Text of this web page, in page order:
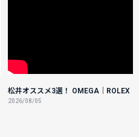
松井オススメ3選！ OMEGA｜ROLEX
2026/08/05